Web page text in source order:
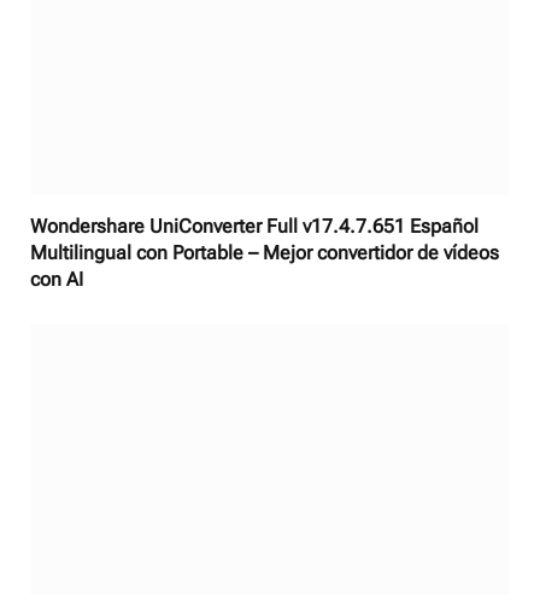
Wondershare UniConverter Full v17.4.7.651 Español
Multilingual con Portable – Mejor convertidor de vídeos
con AI